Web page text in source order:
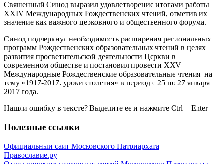
Священный Синод выразил удовлетворение итогами работы
XXIV Международных Рождественских чтений, отметив их
значение как важного церковного и общественного форума.
Синод подчеркнул необходимость расширения региональных
программ Рождественских образовательных чтений в целях
развития просветительской деятельности Церкви в
современном обществе и постановил провести XXV
Международные Рождественские образовательные чтения на
тему «1917-2017: уроки столетия» в период с 25 по 27 января
2017 года.
Нашли ошибку в тексте? Выделите ее и нажмите Ctrl + Enter
Полезные ссылки
Официальный сайт Московского Патриархата
Православие.ру